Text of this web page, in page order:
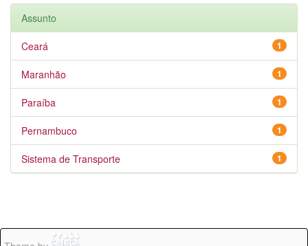
Assunto
1
Ceará
1
Maranhão
1
Paraíba
1
Pernambuco
1
Sistema de Transporte